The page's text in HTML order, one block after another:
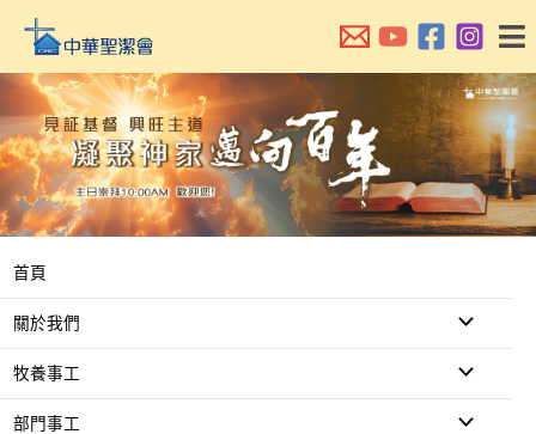
主
內
容
首頁
關於我們
牧養事工
部門事工